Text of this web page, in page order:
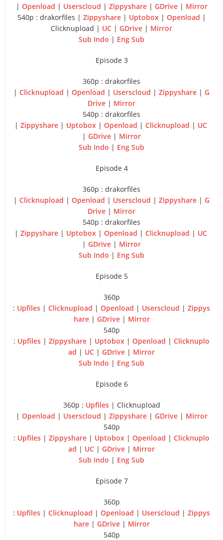
| Openload | Userscloud | Zippyshare| GDrive| Mirror
540p : drakorfiles | Zippyshare| Uptobox| Openload |
Clicknupload | UC | GDrive | Mirror
Sub Indo | Eng Sub
Episode 3
360p : drakorfiles
| Clicknupload | Openload | Userscloud | Zippyshare | G
Drive | Mirror
540p : drakorfiles
| Zippyshare| Uptobox| Openload | Clicknupload | UC
| GDrive | Mirror
Sub Indo | Eng Sub
Episode 4
360p : drakorfiles
| Clicknupload | Openload | Userscloud | Zippyshare | G
Drive | Mirror
540p : drakorfiles
| Zippyshare| Uptobox| Openload | Clicknupload | UC
| GDrive | Mirror
Sub Indo | Eng Sub
Episode 5
360p
: Upfiles | Clicknupload | Openload | Userscloud | Zippys
hare| GDrive| Mirror
540p
: Upfiles | Zippyshare | Uptobox | Openload | Clicknuplo
ad | UC | GDrive | Mirror
Sub Indo | Eng Sub
Episode 6
360p : Upfiles| Clicknupload
| Openload | Userscloud | Zippyshare| GDrive| Mirror
540p
: Upfiles | Zippyshare | Uptobox | Openload | Clicknuplo
ad | UC | GDrive | Mirror
Sub Indo | Eng Sub
Episode 7
360p
: Upfiles | Clicknupload | Openload | Userscloud | Zippys
hare| GDrive| Mirror
540p